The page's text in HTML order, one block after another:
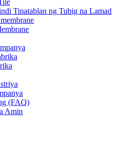
Tinatablan ng Tubig na Lamad
(FAQ)
Amin